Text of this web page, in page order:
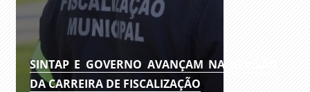
SINTAP E GOVERNO AVANÇAM NA REVISÃO
DA CARREIRA DE FISCALIZAÇÃO